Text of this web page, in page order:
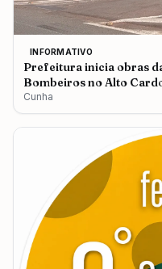
INFORMATIVO
Prefeitura inicia obras
Bombeiros no Alto
Cunha